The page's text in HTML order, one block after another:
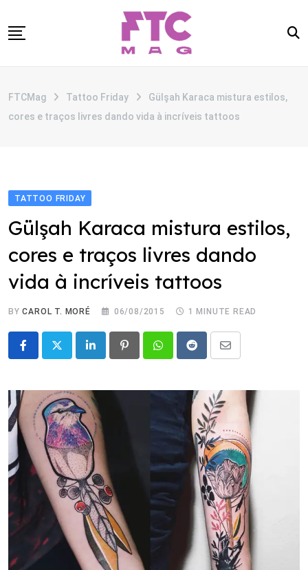
to
CATEGORIAS
FTCMag Tattoo Friday
Gülşah Karaca mistura estilos,
cores e traços livres dando vida à incríveis tattoos
TATTOO FRIDAY
Gülşah Karaca mistura estilos,
cores e traços livres dando
vida à incríveis tattoos
BYCAROL T. MORÉ 06/08/2015 1 MINUTE READ
LinkedIn PinterestWhatsappRedditShare
Email